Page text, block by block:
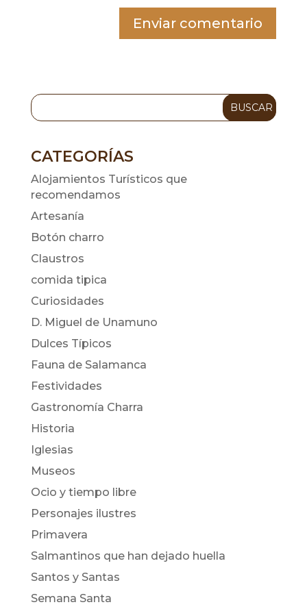
Enviar comentario
CATEGORÍAS
Alojamientos Turísticos que
recomendamos
Artesanía
Botón charro
Claustros
comida tipica
Curiosidades
D. Miguel de Unamuno
Dulces Típicos
Fauna de Salamanca
Festividades
Gastronomía Charra
Historia
Iglesias
Museos
Ocio y tiempo libre
Personajes ilustres
Primavera
Salmantinos que han dejado huella
Santos y Santas
Semana Santa